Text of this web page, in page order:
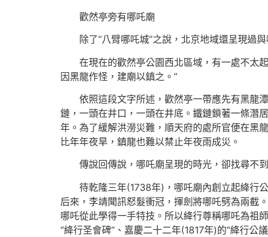
歡然亭旁有哪吒廟
除了“八臂哪吒城”之說，北京地域還呈現過
在現在的歡然亭公園西北區域，有一處不太
因黑龍作怪，建廟以鎮之。”
依照這段文字所述，歡然亭一帶應先有黑龍
鏈，一頭在井口，一頭在井底。鐵鏈鎖著一條潛
年。為了緩解洪澇災難，順天府的處所官便在黑
比年年夜旱，鎮龍也難以禁止年夜雨成災。
傳說回傳說，哪吒廟呈現的時光，卻找尋不
待乾隆三年(1738年)，哪吒廟內創立起絳行
后來，李靖聞訊怒髮衝冠，揮劍將哪吒劈為兩截
哪吒從此學得一手特技。所以絳行尊稱哪吒為祖
“絳行圣會碑”、嘉慶二十二年(1817年)的“絳行公